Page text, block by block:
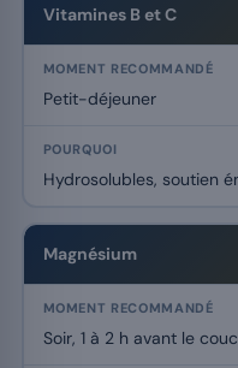
Vitamines B et C
Petit-déjeuner
Hydrosolubles, soutien
Magnésium
Soir, 1 à 2 h avant le